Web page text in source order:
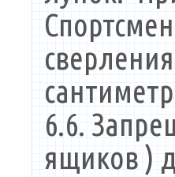
6.6.
ящиков )